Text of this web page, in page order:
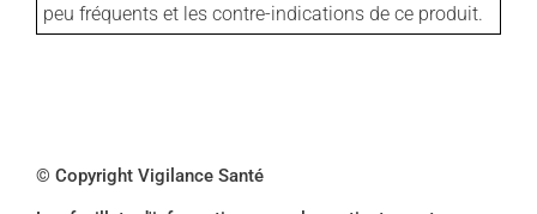
peu fréquents et les contre-indications de ce produit.
© Copyright Vigilance Santé